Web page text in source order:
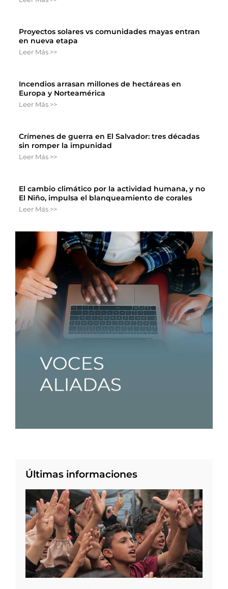
Proyectos solares vs comunidades mayas entran
en nueva etapa
Leer Más >>
Incendios arrasan millones de hectáreas en
Europa y Norteamérica
Leer Más >>
Crímenes de guerra en El Salvador: tres décadas
sin romper la impunidad
Leer Más >>
El cambio climático por la actividad humana, y no
El Niño, impulsa el blanqueamiento de corales
Leer Más >>
Últimas informaciones